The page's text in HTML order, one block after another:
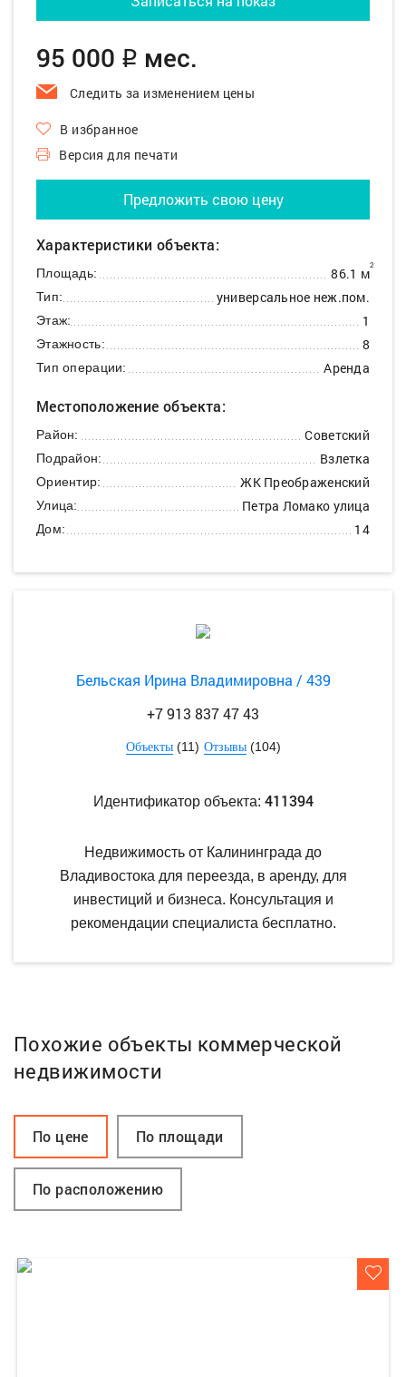
95 000 q мес.
Следить за изменением цены
В избранное
Версия для печати
Предложить свою цену
Характеристики объекта:
Площадь: 86.1 м2
Тип: универсальное неж.пом.
Этаж: 1
Этажность: 8
Тип операции: Аренда
Местоположение объекта:
Район: Советский
Подрайон: Взлетка
Ориентир: ЖК Преображенский
Улица: Петра Ломако улица
Дом: 14
Бельская Ирина Владимировна / 439
+7 913 837 47 43
Объекты(11) Отзывы(104)
Идентификатор объекта: 411394
Недвижимость от Калининграда до
Владивостока для переезда, в аренду, для
инвестиций и бизнеса. Консультация и
рекомендации специалиста бесплатно.
Похожие объекты коммерческой
недвижимости
По цене По площади
По расположению